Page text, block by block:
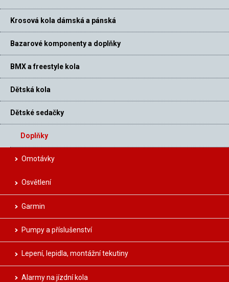
Krosová kola dámská a pánská
Bazarové komponenty a doplňky
BMX a freestyle kola
Dětská kola
Dětské sedačky
Doplňky
Omotávky
Osvětlení
Garmin
Pumpy a příslušenství
Lepení, lepidla, montážní tekutiny
Alarmy na jízdní kola